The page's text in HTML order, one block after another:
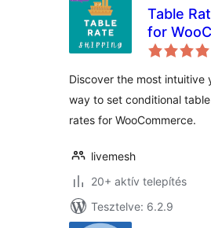
Table
for
Discover the most intuitive
way to set conditional
rates for WooCommerce.
livemesh
20+ aktív telepítés
Tesztelve: 6.2.9